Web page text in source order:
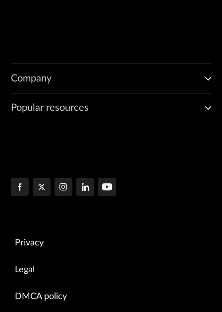
Company
Popular resources
Privacy
Legal
DMCA policy